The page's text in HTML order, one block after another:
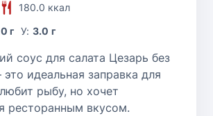
180.0 ккал
г У: 3.0 г
соус для салата Цезарь без
идеальная заправка для
рыбу, но хочет
ресторанным вкусом.